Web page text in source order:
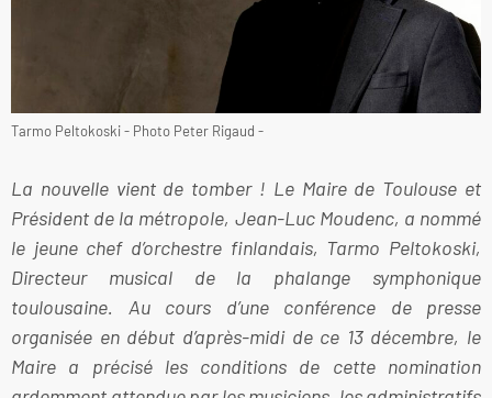
Tarmo Peltokoski - Photo Peter Rigaud -
La nouvelle vient de tomber ! Le Maire de Toulouse et
Président de la métropole, Jean-Luc Moudenc, a nommé
le jeune chef d’orchestre finlandais, Tarmo Peltokoski,
Directeur musical de la phalange symphonique
toulousaine. Au cours d’une conférence de presse
organisée en début d’après-midi de ce 13 décembre, le
Maire a précisé les conditions de cette nomination